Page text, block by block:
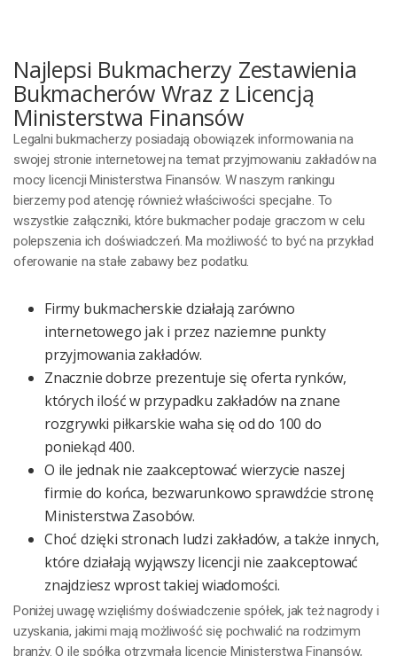
Najlepsi Bukmacherzy Zestawienia
Bukmacherów Wraz z Licencją
Ministerstwa Finansów
Legalni bukmacherzy posiadają obowiązek informowania na
swojej stronie internetowej na temat przyjmowaniu zakładów na
mocy licencji Ministerstwa Finansów. W naszym rankingu
bierzemy pod atencję również właściwości specjalne. To
wszystkie załączniki, które bukmacher podaje graczom w celu
polepszenia ich doświadczeń. Ma możliwość to być na przykład
oferowanie na stałe zabawy bez podatku.
Firmy bukmacherskie działają zarówno
internetowego jak i przez naziemne punkty
przyjmowania zakładów.
Znacznie dobrze prezentuje się oferta rynków,
których ilość w przypadku zakładów na znane
rozgrywki piłkarskie waha się od do 100 do
poniekąd 400.
O ile jednak nie zaakceptować wierzycie naszej
firmie do końca, bezwarunkowo sprawdźcie stronę
Ministerstwa Zasobów.
Choć dzięki stronach ludzi zakładów, a także innych,
które działają wyjąwszy licencji nie zaakceptować
znajdziesz wprost takiej wiadomości.
Poniżej uwagę wzięliśmy doświadczenie spółek, jak też nagrody i
uzyskania, jakimi mają możliwość się pochwalić na rodzimym
branży. O ile spółka otrzymała licencję Ministerstwa Finansów,